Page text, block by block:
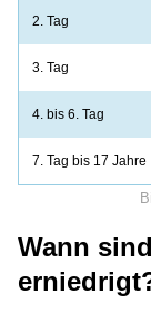
2. Tag
3. Tag
4. bis 6. Tag
7. Tag bis 17 Jahre
Wann